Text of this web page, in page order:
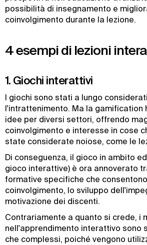
possibilità di insegnamento e
coinvolgimento durante la lezione.
4 esempi di lezioni
1. Giochi interattivi
I giochi sono stati a lungo
l'intrattenimento. Ma la gamification
idee per diversi settori, offrendo
coinvolgimento e interesse in cose
state considerate noiose, come le
Di conseguenza, il gioco in ambito
gioco interattive) è ora annoverato
formative specifiche che
coinvolgimento, lo sviluppo
motivazione dei discenti.
Contrariamente a quanto si crede, i
nell'apprendimento interattivo sono
che complessi, poiché vengono